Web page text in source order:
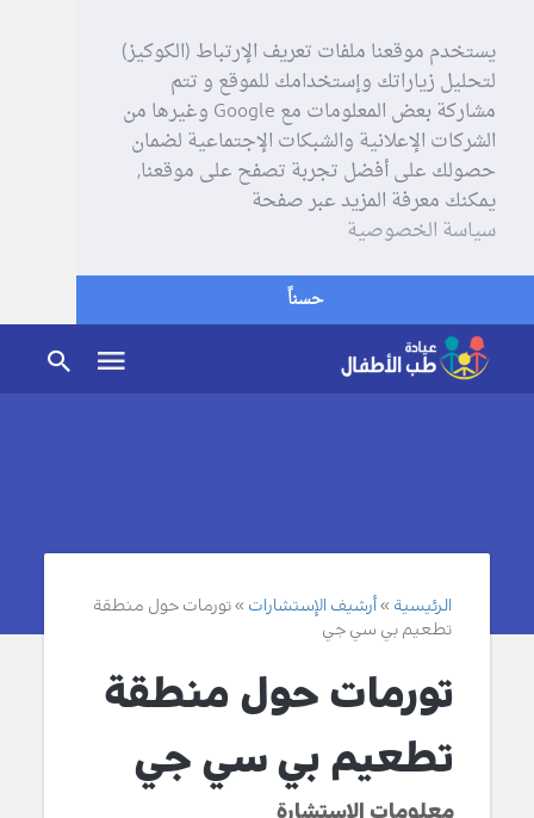
يستخدم موقعنا ملفات تعريف الإرتباط (الكوكيز)
لتحليل زياراتك وإستخدامك للموقع و تتم
مشاركة بعض المعلومات مع Google وغيرها من
الشركات الإعلانية والشبكات الإجتماعية لضمان
حصولك على أفضل تجربة تصفح على موقعنا,
يمكنك معرفة المزيد عبر صفحة
سياسة الخصوصية
حسناً
الرئيسية أرشيف الإستشارات
تورمات حول منطقة
تطعيم بي سي جي
تورمات حول منطقة
تطعيم بي سي جي
معلومات الإستشارة